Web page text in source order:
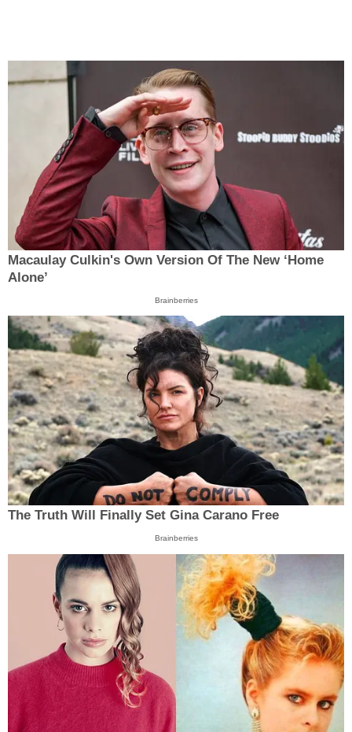
Macaulay Culkin's Own Version Of The New ‘Home
Alone’
Brainberries
The Truth Will Finally Set Gina Carano Free
Brainberries